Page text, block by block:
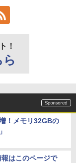
！
！メモリ32GBの
はこのページで